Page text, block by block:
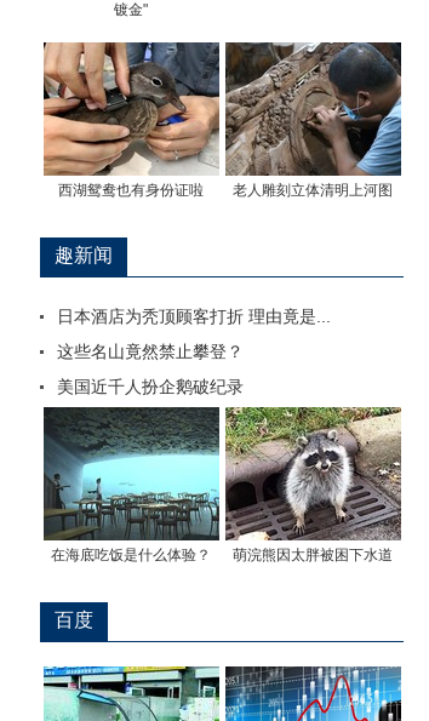
镀金"
西湖鸳鸯也有身份证啦 老人雕刻立体清明上河图
趣新闻
日本酒店为秃顶顾客打折 理由竟是...
这些名山竟然禁止攀登？
美国近千人扮企鹅破纪录
在海底吃饭是什么体验？ 萌浣熊因太胖被困下水道
百度